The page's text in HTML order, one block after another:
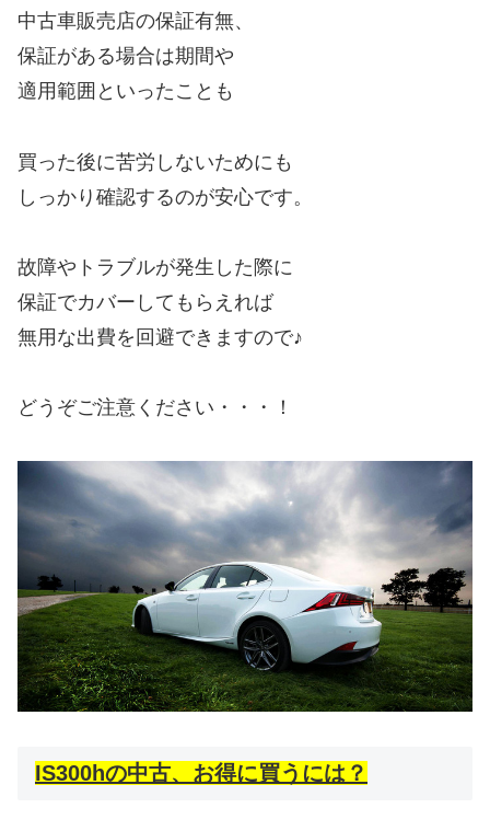
中古車販売店の保証有無、
保証がある場合は期間や
適用範囲といったことも
買った後に苦労しないためにも
しっかり確認するのが安心です。
故障やトラブルが発生した際に
保証でカバーしてもらえれば
無用な出費を回避できますので♪
どうぞご注意ください・・・！
IS300hの中古、お得に買うには？